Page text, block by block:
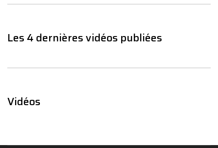
Les 4 dernières vidéos publiées
Vidéos